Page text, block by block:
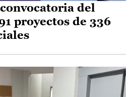
del
proyectos de 336